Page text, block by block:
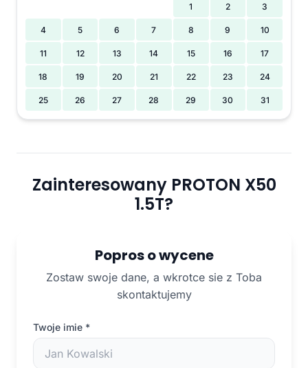
1 2 3
4 5 6 7 8 9 10
11 12 13 14 15 16 17
18 19 20 21 22 23 24
25 26 27 28 29 30 31
Zainteresowany PROTON X50
1.5T?
Popros o wycene
Zostaw swoje dane, a wkrotce sie z Toba
skontaktujemy
Twoje imie *